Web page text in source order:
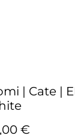
| Cate |
€